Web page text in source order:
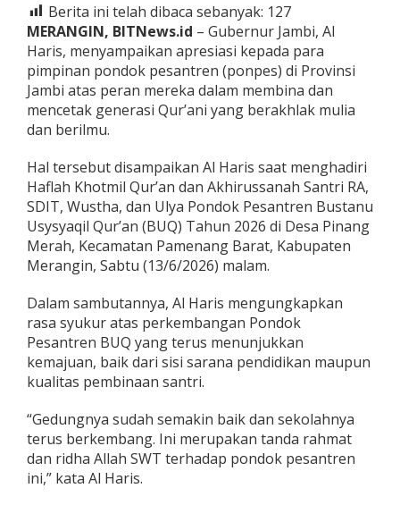
K
a
s
i
h
k
e
g
a
s
h
P
o
p
s
,
H
a
l
a
n
A
Berita ini telah dibaca sebanyak: 127
MERANGIN, BITNews.id – Gubernur Jambi, Al
Haris, menyampaikan apresiasi kepada para
pimpinan pondok pesantren (ponpes) di Provinsi
Jambi atas peran mereka dalam membina dan
mencetak generasi Qur’ani yang berakhlak mulia
dan berilmu.
Hal tersebut disampaikan Al Haris saat menghadiri
Haflah Khotmil Qur’an dan Akhirussanah Santri RA,
SDIT, Wustha, dan Ulya Pondok Pesantren Bustanu
Usysyaqil Qur’an (BUQ) Tahun 2026 di Desa Pinang
Merah, Kecamatan Pamenang Barat, Kabupaten
Merangin, Sabtu (13/6/2026) malam.
Dalam sambutannya, Al Haris mengungkapkan
rasa syukur atas perkembangan Pondok
Pesantren BUQ yang terus menunjukkan
kemajuan, baik dari sisi sarana pendidikan maupun
kualitas pembinaan santri.
“Gedungnya sudah semakin baik dan sekolahnya
terus berkembang. Ini merupakan tanda rahmat
dan ridha Allah SWT terhadap pondok pesantren
ini,” kata Al Haris.